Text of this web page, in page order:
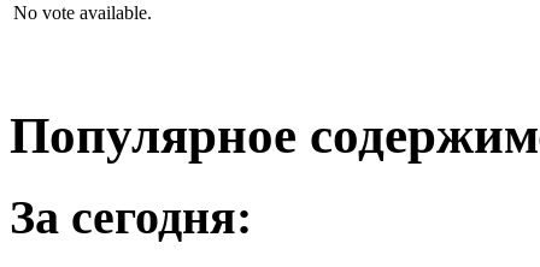
No vote available.
Популярное
За сегодня: